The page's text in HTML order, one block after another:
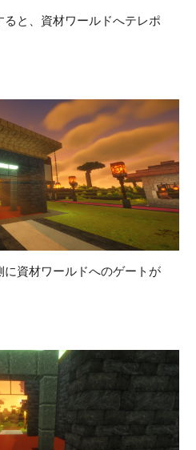
と、資材ワールドへテレポ
に資材ワールドへのゲートが